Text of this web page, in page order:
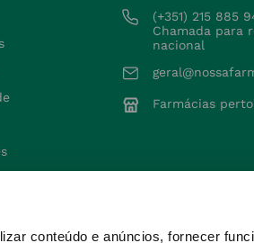
conteúdo e anúncios, fornecer
(+351) 215 885
Chamada para
nacional
Farmácias